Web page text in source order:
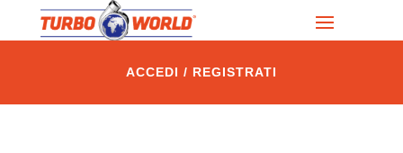
ACCEDI / REGISTRATI